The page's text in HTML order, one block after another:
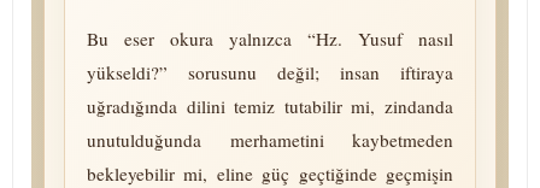
Bu eser okura yalnızca “Hz. Yusuf nasıl
yükseldi?” sorusunu değil; insan iftiraya
uğradığında dilini temiz tutabilir mi, zindanda
unutulduğunda merhametini kaybetmeden
bekleyebilir mi, eline güç geçtiğinde geçmişin